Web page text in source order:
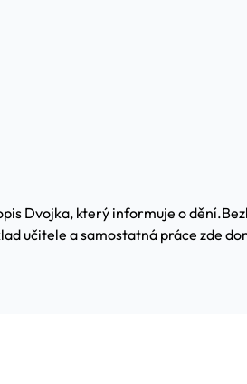
Dvojka, který informuje o dění.
učitele a samostatná práce zde